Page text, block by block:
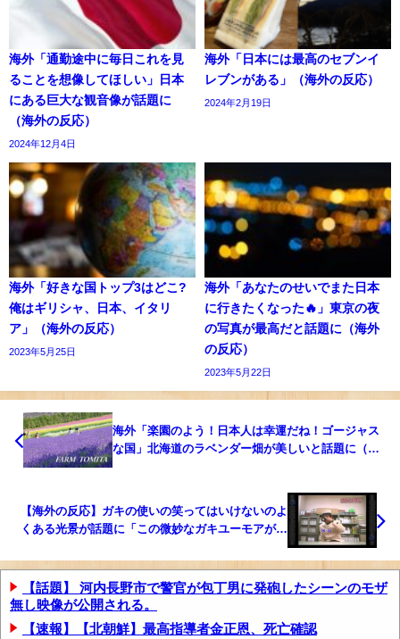
海外「通勤途中に毎日これを見
ることを想像してほしい」日本
にある巨大な観音像が話題に
（海外の反応）
2024年12月4日
海外「日本には最高のセブンイ
レブンがある」（海外の反応）
2024年2月19日
海外「好きな国トップ3はどこ?
俺はギリシャ、日本、イタリ
ア」（海外の反応）
2023年5月25日
海外「あなたのせいでまた日本
に行きたくなった🔥」東京の夜
の写真が最高だと話題に（海外
の反応）
2023年5月22日
海外「楽園のよう！日本人は幸運だね！ゴージャス
な国」北海道のラベンダー畑が美しいと話題に（海
【海外の反応】ガキの使いの笑ってはいけないのよ
くある光景が話題に「この微妙なガキユーモアが大
【話題】 河内長野市で警官が包丁男に発砲したシーンのモザ
無し映像が公開される。
【速報】【北朝鮮】最高指導者金正恩、死亡確認